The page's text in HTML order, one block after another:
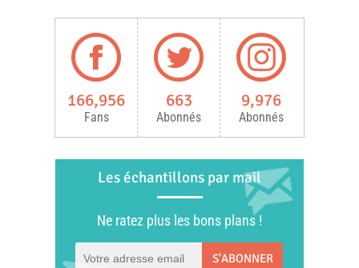
166,956
Fans
663
Abonnés
9,976
Abonnés
Les échantillons par mail
Ne ratez plus les bons plans !
S'ABONNER